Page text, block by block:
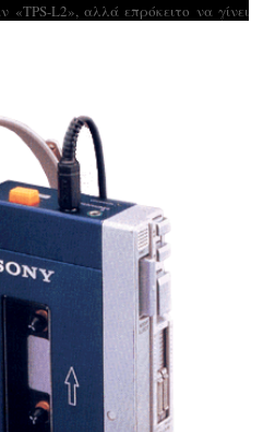
L2», αλλά επρόκειτο να γίνει